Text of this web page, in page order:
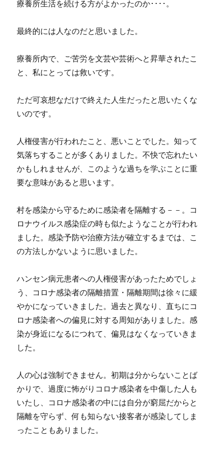
療養所生活を続ける方がよかったのか････。
最終的には人なのだと思いました。
療養所内で、ご苦労を文芸や芸術へと昇華されたこ
と、私にとっては救いです。
ただ可哀想なだけで終えた人生だったと思いたくな
いのです。
人権侵害が行われたこと、悪いことでした。知って
気落ちすることが多くありました。不快で忘れたい
かもしれませんが、このような過ちを学ぶことに重
要な意味があると思います。
村を感染から守るために感染者を隔離する－－。コ
ロナウイルス感染症の時も似たようなことが行われ
ました。感染予防や治療方法が確立するまでは、こ
の方法しかないように思いました。
ハンセン病元患者への人権侵害があったためでしょ
う、コロナ感染者の隔離措置・隔離期間は徐々に緩
やかになっていきました。過去と異なり、直ちにコ
ロナ感染者への偏見に対する周知がありました。感
染が身近になるにつれて、偏見はなくなっていきま
した。
人の心は強制できません。初期は分からないことば
かりで、過度に怖がりコロナ感染者を中傷した人も
いたし、コロナ感染者の中には自分が窮屈だからと
隔離を守らず、何も知らない接客者が感染してしま
ったこともありました。